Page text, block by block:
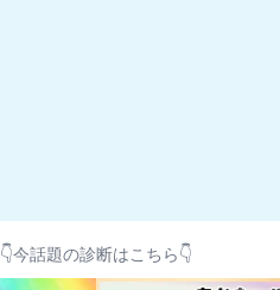
👇今話題の診断はこちら👇